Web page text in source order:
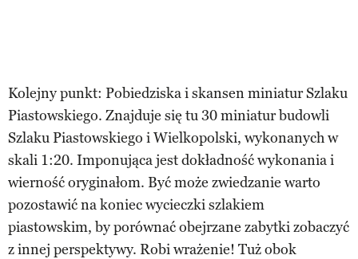
Kolejny punkt: Pobiedziska i skansen miniatur Szlaku
Piastowskiego. Znajduje się tu 30 miniatur budowli
Szlaku Piastowskiego i Wielkopolski, wykonanych w
skali 1:20. Imponująca jest dokładność wykonania i
wierność oryginałom. Być może zwiedzanie warto
pozostawić na koniec wycieczki szlakiem
piastowskim, by porównać obejrzane zabytki zobaczyć
z innej perspektywy. Robi wrażenie! Tuż obok